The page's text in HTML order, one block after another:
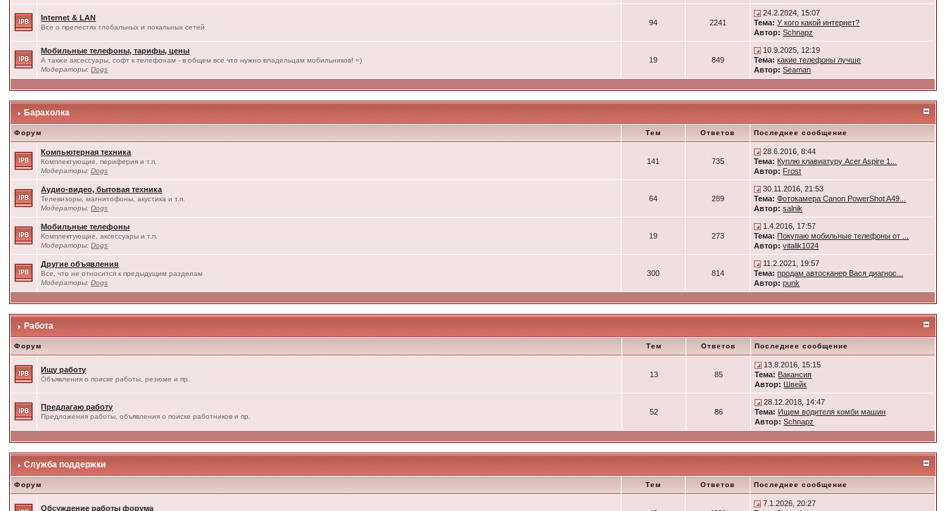
Internet & LAN
Все о прелестях глобальных и локальных сетей
94 2241
24.2.2024, 15:07
Тема: У кого какой интернет?
Автор: Schnapz
Мобильные телефоны, тарифы, цены
А также аксессуары, софт к телефонам - в общем все что нужно владельцам мобильников! =)
Модераторы:Dogs
19 849
10.9.2025, 12:19
Тема: какие телефоны лучше
Автор: Seaman
Барахолка
Форум Тем Ответов Последнее сообщение
Компьютерная техника
Комплектующие, периферия и т.п.
Модераторы:Dogs
141 735
28.6.2016, 8:44
Тема: Куплю клавиатуру Acer Aspire 1...
Автор: Frost
Аудио-видео, бытовая техника
Телевизоры, магнитофоны, акустика и т.п.
Модераторы:Dogs
64 289
30.11.2016, 21:53
Тема: Фотокамера Canon PowerShot A49...
Автор: salnik
Мобильные телефоны
Комплектующие, аксессуары и т.п.
Модераторы:Dogs
19 273
1.4.2016, 17:57
Тема: Покупаю мобильные телефоны от ...
Автор: vitalik1024
Другие объявления
Все, что не относится к предыдущим разделам
Модераторы:Dogs
300 814
11.2.2021, 19:57
Тема: продам автосканер Вася диагнос...
Автор: punk
Работа
Форум Тем Ответов Последнее сообщение
Ищу работу
Объявления о поиске работы, резюме и пр.
13 85
13.8.2016, 15:15
Тема: Вакансия
Автор: Швейк
Предлагаю работу
Предложения работы, объявления о поиске работников и пр.
52 86
28.12.2018, 14:47
Тема: Ищем водителя комби машин
Автор: Schnapz
Служба поддержки
Форум Тем Ответов Последнее сообщение
Обсуждение работы форума
7.1.2026, 20:27